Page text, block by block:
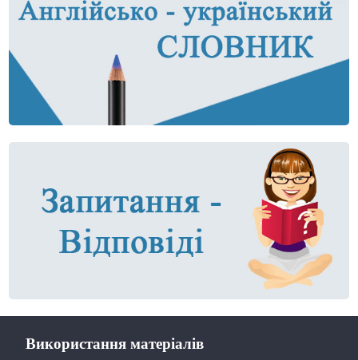
Використання матеріалів